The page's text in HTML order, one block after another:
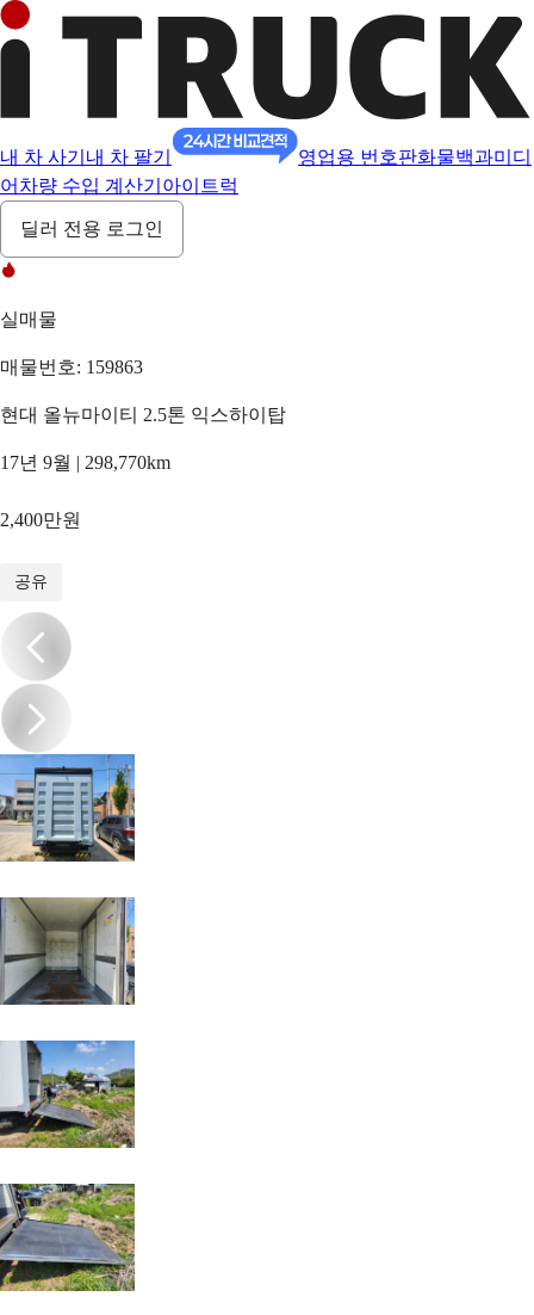
내 차 사기 내 차 팔기 영업용 번호판화물백과미디
어 차량 수입 계산기 아이트럭
딜러 전용 로그인
실매물
매물번호: 159863
현대 올뉴마이티 2.5톤 익스하이탑
17년 9월 | 298,770km
2,400만원
공유
/16